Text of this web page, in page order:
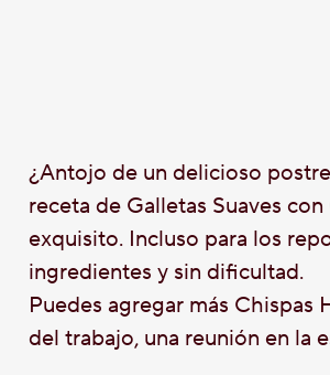
¿Antojo de un delicioso
receta de Galletas Suaves
exquisito. Incluso para los
ingredientes y sin dificultad.
Puedes agregar más Chispas
del trabajo, una reunión en la